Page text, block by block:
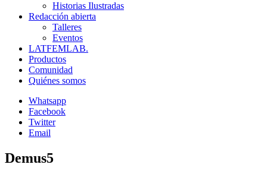
Historias Ilustradas
Redacción abierta
Talleres
Eventos
LATFEMLAB.
Productos
Comunidad
Quiénes somos
Whatsapp
Facebook
Twitter
Email
Demus5